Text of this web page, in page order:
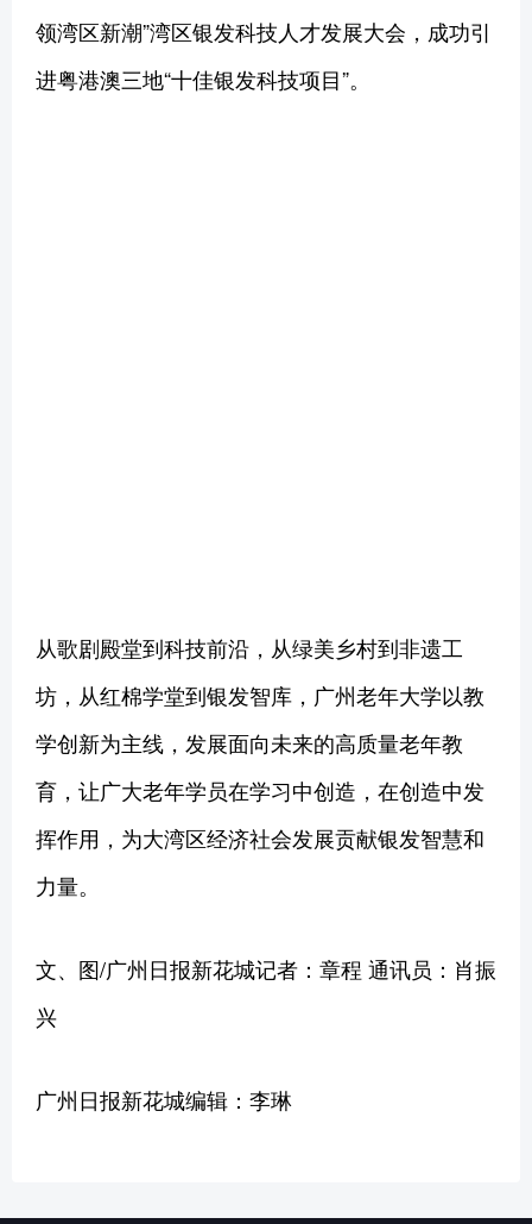
领湾区新潮”湾区银发科技人才发展大会，成功引
进粤港澳三地“十佳银发科技项目”。
从歌剧殿堂到科技前沿，从绿美乡村到非遗工
坊，从红棉学堂到银发智库，广州老年大学以教
学创新为主线，发展面向未来的高质量老年教
育，让广大老年学员在学习中创造，在创造中发
挥作用，为大湾区经济社会发展贡献银发智慧和
力量。
文、图/广州日报新花城记者：章程 通讯员：肖振
兴
广州日报新花城编辑：李琳